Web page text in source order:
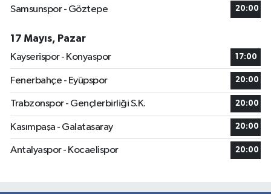
Samsunspor - Göztepe 20:00
17 Mayıs, Pazar
Kayserispor - Konyaspor
17:00
Fenerbahçe - Eyüpspor 20:00
Trabzonspor - Gençlerbirliği S.K. 20:00
Kasımpaşa - Galatasaray 20:00
Antalyaspor - Kocaelispor 20:00